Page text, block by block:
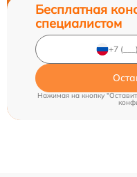
Бесплатная
специалистом
Нажимая на кнопку